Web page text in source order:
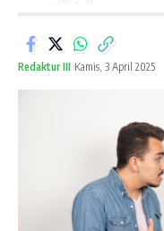
Redaktur III Kamis, 3 April 2025